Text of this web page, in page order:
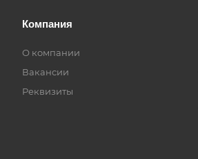
Компания
О компании
Вакансии
Реквизиты